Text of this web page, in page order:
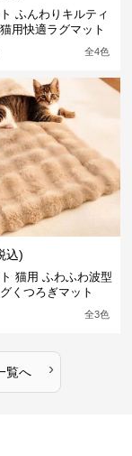
ふんわりキルティ
用快適ラグマット
全4色
込)
猫用 ふわふわ波型
くつろぎマット
全3色
覧へ ›